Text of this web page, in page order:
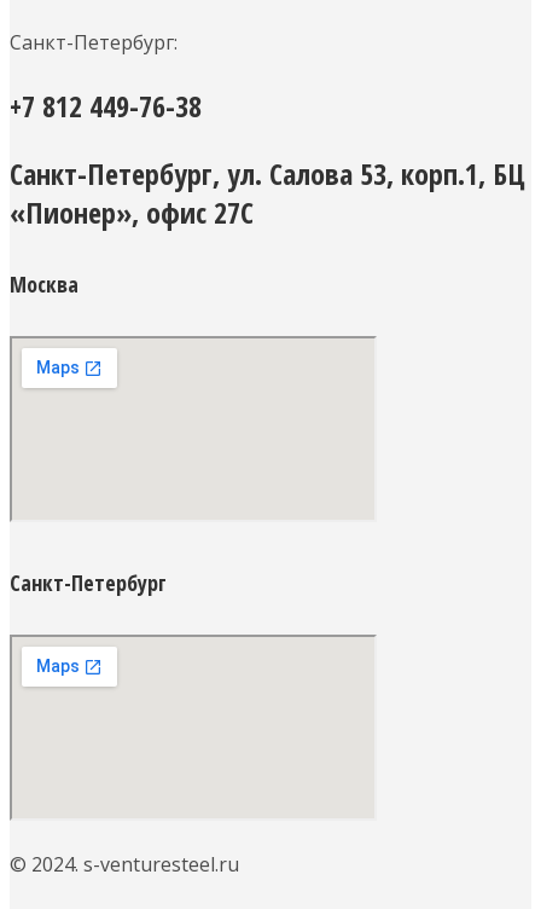
Санкт-Петербург:
+7 812 449-76-38
Санкт-Петербург, ул. Салова 53, корп.1, БЦ
«Пионер», офис 27С
Москва
Санкт-Петербург
© 2024. s-venturesteel.ru